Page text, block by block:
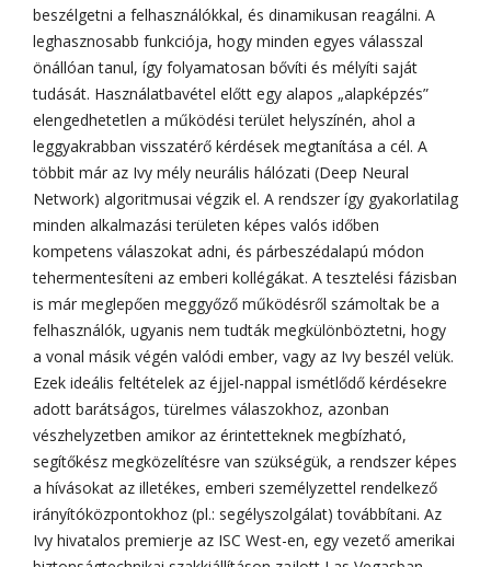
beszélgetni a felhasználókkal, és dinamikusan reagálni. A
leghasznosabb funkciója, hogy minden egyes válasszal
önállóan tanul, így folyamatosan bővíti és mélyíti saját
tudását. Használatbavétel előtt egy alapos „alapképzés”
elengedhetetlen a működési terület helyszínén, ahol a
leggyakrabban visszatérő kérdések megtanítása a cél. A
többit már az Ivy mély neurális hálózati (Deep Neural
Network) algoritmusai végzik el. A rendszer így gyakorlatilag
minden alkalmazási területen képes valós időben
kompetens válaszokat adni, és párbeszédalapú módon
tehermentesíteni az emberi kollégákat. A tesztelési fázisban
is már meglepően meggyőző működésről számoltak be a
felhasználók, ugyanis nem tudták megkülönböztetni, hogy
a vonal másik végén valódi ember, vagy az Ivy beszél velük.
Ezek ideális feltételek az éjjel-nappal ismétlődő kérdésekre
adott barátságos, türelmes válaszokhoz, azonban
vészhelyzetben amikor az érintetteknek megbízható,
segítőkész megközelítésre van szükségük, a rendszer képes
a hívásokat az illetékes, emberi személyzettel rendelkező
irányítóközpontokhoz (pl.: segélyszolgálat) továbbítani. Az
Ivy hivatalos premierje az ISC West-en, egy vezető amerikai